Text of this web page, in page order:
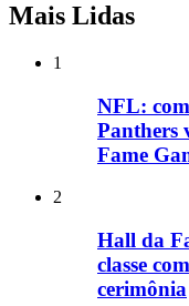
Mais Lidas
1
NFL:
Panthers
Fame
2
Hall da
classe
cerimônia